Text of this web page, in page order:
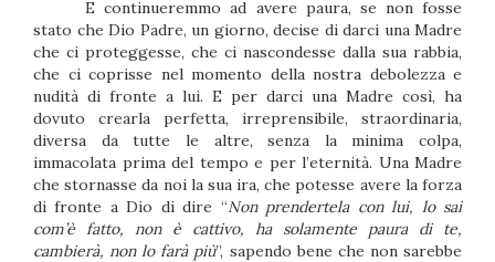
E continueremmo ad avere paura, se non fosse
stato che Dio Padre, un giorno, decise di darci una Madre
che ci proteggesse, che ci nascondesse dalla sua rabbia,
che ci coprisse nel momento della nostra debolezza e
nudità di fronte a lui. E per darci una Madre così, ha
dovuto crearla perfetta, irreprensibile, straordinaria,
diversa da tutte le altre, senza la minima colpa,
immacolata prima del tempo e per l’eternità. Una Madre
che stornasse da noi la sua ira, che potesse avere la forza
di fronte a Dio di dire “Non prendertela con lui, lo sai
com’è fatto, non è cattivo, ha solamente paura di te,
cambierà, non lo farà più”, sapendo bene che non sarebbe